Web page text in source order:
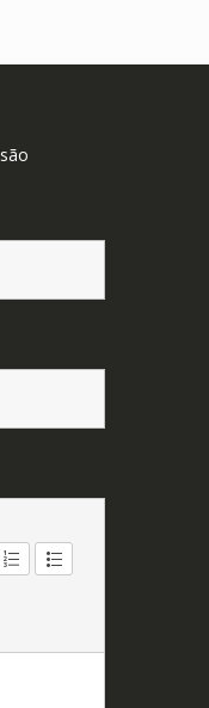
são